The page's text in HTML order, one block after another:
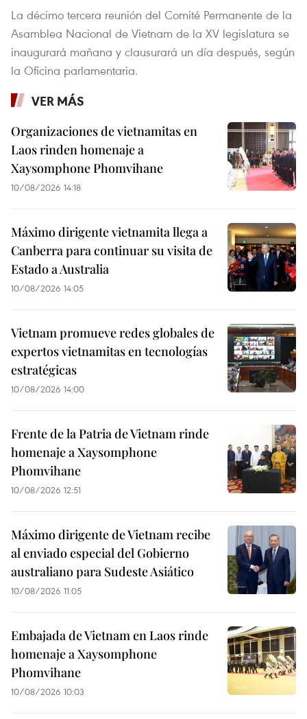
La décimo tercera reunión del Comité Permanente de la
Asamblea Nacional de Vietnam de la XV legislatura se
inaugurará mañana y clausurará un día después, según
la Oficina parlamentaria.
VER MÁS
Organizaciones de vietnamitas en
Laos rinden homenaje a
Xaysomphone Phomvihane
10/08/2026 14:18
Máximo dirigente vietnamita llega a
Canberra para continuar su visita de
Estado a Australia
10/08/2026 14:05
Vietnam promueve redes globales de
expertos vietnamitas en tecnologías
estratégicas
10/08/2026 14:00
Frente de la Patria de Vietnam rinde
homenaje a Xaysomphone
Phomvihane
10/08/2026 12:51
Máximo dirigente de Vietnam recibe
al enviado especial del Gobierno
australiano para Sudeste Asiático
10/08/2026 11:05
Embajada de Vietnam en Laos rinde
homenaje a Xaysomphone
Phomvihane
10/08/2026 10:03